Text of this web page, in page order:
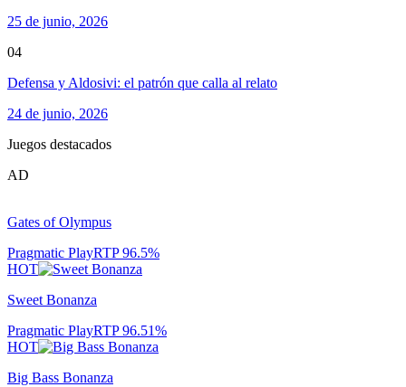
25 de junio, 2026
04
Defensa y Aldosivi: el patrón que calla al relato
24 de junio, 2026
Juegos destacados
AD
Gates of Olympus
Pragmatic PlayRTP96.5%
HOT
Sweet Bonanza
Pragmatic PlayRTP96.51%
HOT
Big Bass Bonanza